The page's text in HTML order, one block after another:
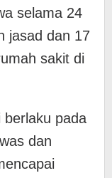
selama 24
jasad dan 17
sakit di
berlaku pada
dan